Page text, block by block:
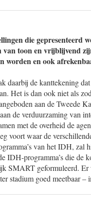
die gepresenteerd
van toon en vrijblijvend
worden en ook
daarbij de kanttekening
Het is dan ook niet als
aan de Tweede
de verduurzaming van
met de overheid de
voort waar de
van het IDH, zal
IDH-programma’s die de
SMART geformuleerd.
stadium goed meetbaar –